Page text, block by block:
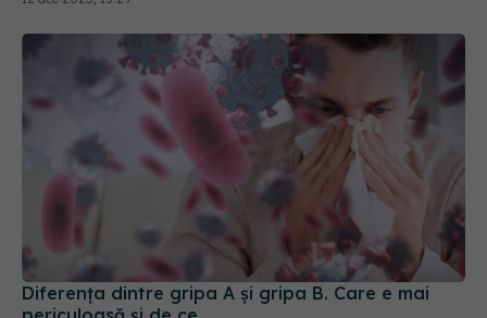
Diferența dintre gripa A și gripa B. Care e mai
periculoasă și de ce
04 feb 2026, 20:55